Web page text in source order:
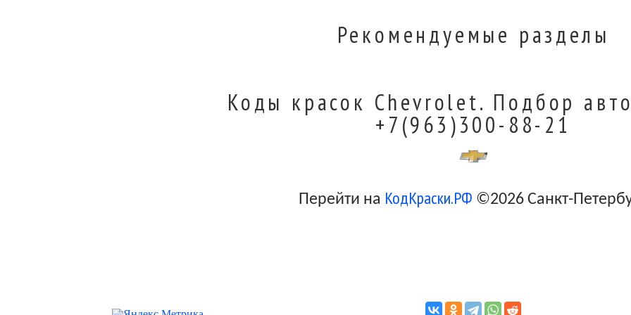
Boracay Blue Metallic
Victory Red
Рекомендуемые разделы
Коды красок Chevrolet. Подбор
+7(963)300-88-21
Перейти на КодКраски.РФ ©2026 Санкт-